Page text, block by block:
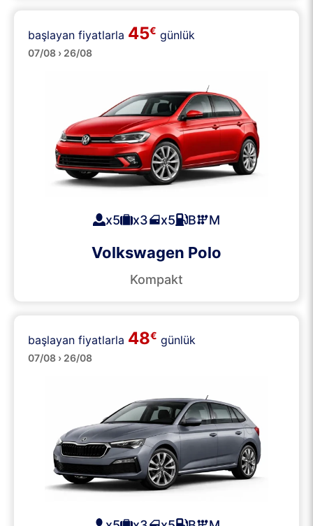
Orta
başlayan fiyatlarla 45€ günlük
07/08 › 26/08
x5 x3 x5 B M
Volkswagen Polo
Kompakt
Orta
başlayan fiyatlarla 48€ günlük
07/08 › 26/08